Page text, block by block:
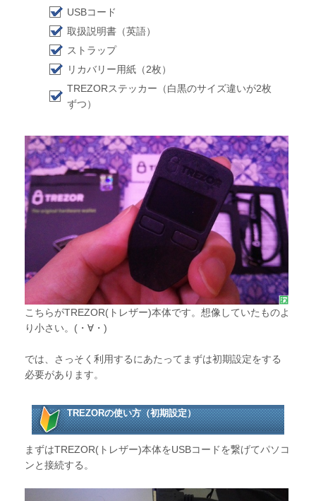
USBコード
取扱説明書（英語）
ストラップ
リカバリー用紙（2枚）
TREZORステッカー（白黒のサイズ違いが2枚
ずつ）
こちらがTREZOR(トレザー)本体です。想像していたものよ
り小さい。(・∀・)
では、さっそく利用するにあたってまずは初期設定をする
必要があります。
TREZORの使い方（初期設定）
まずはTREZOR(トレザー)本体をUSBコードを繋げてパソコ
ンと接続する。